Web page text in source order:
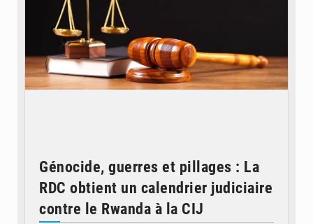
Génocide, guerres et pillages : La
RDC obtient un calendrier judiciaire
contre le Rwanda à la CIJ